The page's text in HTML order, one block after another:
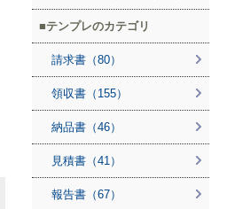
テンプレのカテゴリ
請求書（80）
領収書（155）
納品書（46）
見積書（41）
報告書（67）